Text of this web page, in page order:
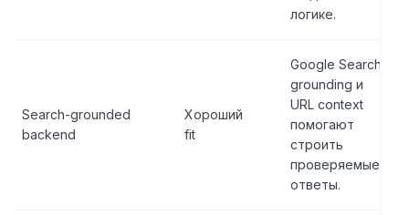
логике.
Search-grounded
backend
Хороший
fit
Google Search
grounding и
URL context
помогают
строить
проверяемые
ответы.